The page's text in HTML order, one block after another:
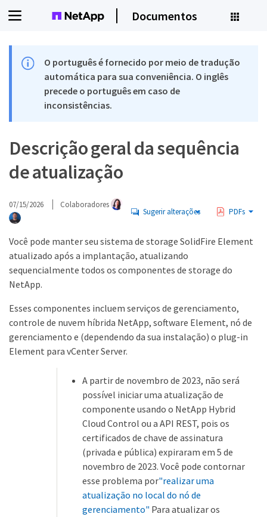
Documentos
O português é fornecido por meio de tradução
automática para sua conveniência. O inglês
precede o português em caso de
inconsistências.
Descrição geral da sequência
de atualização
07/15/2026 Colaboradores
Sugerir alterações PDFs
Você pode manter seu sistema de storage SolidFire Element
atualizado após a implantação, atualizando
sequencialmente todos os componentes de storage do
NetApp.
Esses componentes incluem serviços de gerenciamento,
controle de nuvem híbrida NetApp, software Element, nó de
gerenciamento e (dependendo da sua instalação) o plug-in
Element para vCenter Server.
A partir de novembro de 2023, não será
possível iniciar uma atualização de
componente usando o NetApp Hybrid
Cloud Control ou a API REST, pois os
certificados de chave de assinatura
(privada e pública) expiraram em 5 de
novembro de 2023. Você pode contornar
esse problema por"realizar uma
atualização no local do nó de
gerenciamento" Para atualizar os